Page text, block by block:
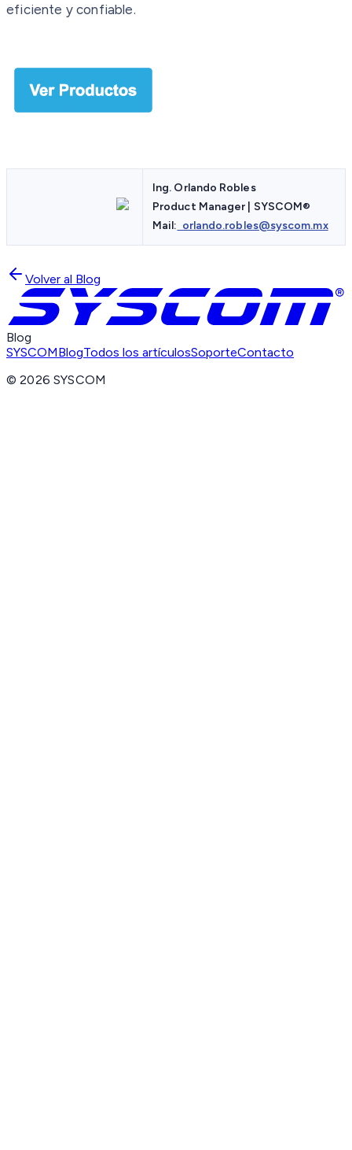
eficiente y confiable.
Ing. Orlando Robles
Product Manager | SYSCOM®
Mail: orlando.robles@syscom.mx
Volver al Blog
Blog
SYSCOMBlogTodos los artículosSoporteContacto
©2026 SYSCOM